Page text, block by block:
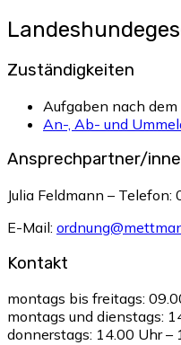
Zuständigkeiten
Aufgaben nach
An-, Ab- und
Ansprechpartner/
Julia Feldmann –
E-Mail:
Kontakt
montags bis freitags:
montags und dienstags:
donnerstags: 14.00 Uhr –